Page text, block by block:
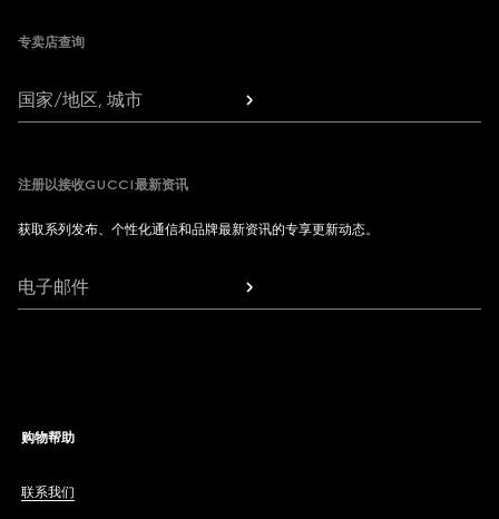
专卖店查询
国家/地区, 城市
注册以接收GUCCI最新资讯
获取系列发布、个性化通信和品牌最新资讯的专享更新动态。
电子邮件
购物帮助
联系我们